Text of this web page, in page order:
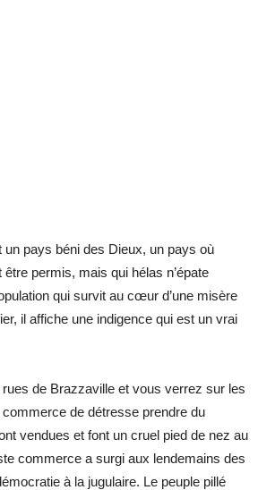
un pays béni des Dieux, un pays où
permis, mais qui hélas n’épate
qui survit au cœur d’une misère
il affiche une indigence qui est un vrai
de Brazzaville et vous verrez sur les
de détresse prendre du
vendues et font un cruel pied de nez au
commerce a surgi aux lendemains des
à la jugulaire. Le peuple pillé